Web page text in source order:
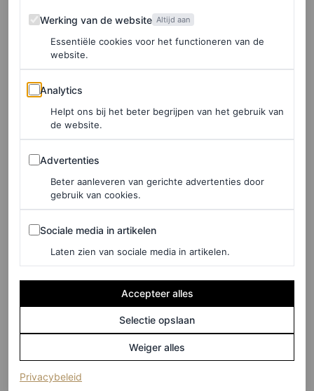
formules om te gebruiken. En omdat de temperaturen
momenteel ijzig zijn, moet je proberen je haar zoveel
mogelijk te beschermen – bijvoorbeeld met een hoed of
een hydraterende stylingcrème. Meer tips nodig? Die
vind jehier.
Werking van de website
Werking van de website Altijd aan
Essentiële cookies voor het functioneren van de
website.
Analytics
Analytics
Helpt ons bij het beter begrijpen van het gebruik van
de website.
Advertenties
Advertenties
Beter aanleveren van gerichte advertenties door
gebruik van cookies.
Sociale media in artikelen
Sociale media in artikelen
Laten zien van sociale media in artikelen.
Accepteer alles
Selectie opslaan
Weiger alles
Privacybeleid